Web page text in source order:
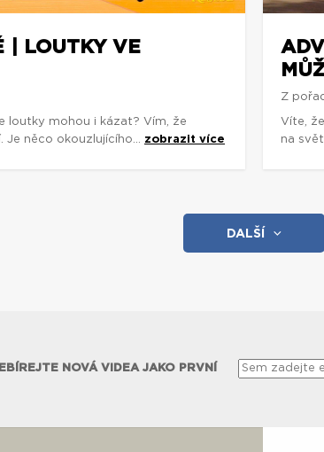
| LOUTKY VE
loutky mohou i kázat? Vím, že
něco okouzlujícího... zobrazit více
Z
Víte,
na
DALŠÍ
NOVÁ VIDEA JAKO PRVNÍ